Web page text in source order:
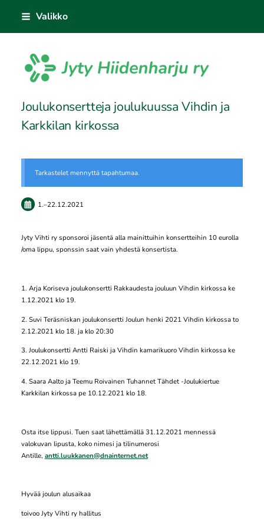
sisältöön
Valikko
Sivuston etusivulle
Joulukonsertteja joulukuussa Vihdin ja
Karkkilan kirkossa
Tarkastelet mennyttä tapahtumaa.
1.–22.12.2021
Jyty Vihti ry sponsoroi jäsentä alla mainittuihin konsertteihin 10 eurolla
/oma lippu, sponssin saat vain yhdestä konsertista.
1. Arja Koriseva joulukonsertti Rakkaudesta jouluun Vihdin kirkossa ke
1.12.2021 klo 19.
2. Suvi Teräsniskan joulukonsertti Joulun henki 2021 Vihdin kirkossa to
2.12.2021 klo 18. ja klo 20:30
3. Joulukonsertti Antti Raiski ja Vihdin kamarikuoro Vihdin kirkossa ke
22.12.2021 klo 19.
4. Saara Aalto ja Teemu Roivainen Tuhannet Tähdet -Joulukiertue
Karkkilan kirkossa pe 10.12.2021 klo 18.
Osta itse lippusi. Tuen saat lähettämällä 31.12.2021 mennessä
valokuvan lipusta, koko nimesi ja tilinumerosi
Antille, antti.luukkanen@dnainternet.net
Hyvää joulun alusaikaa
toivoo Jyty Vihti ry hallitus